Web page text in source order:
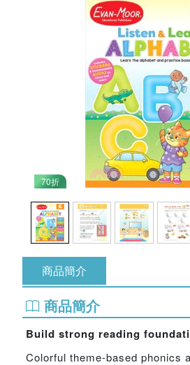
70折
商品簡介
商品簡介
Build strong reading
Colorful theme-based phonics